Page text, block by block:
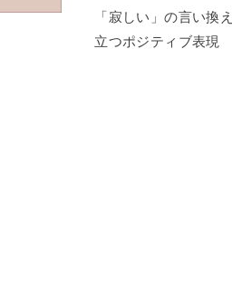
「寂しい」の言い換
立つポジティブ表現